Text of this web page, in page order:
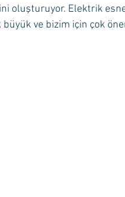
oluşturuyor. Elektrik
ve bizim için çok